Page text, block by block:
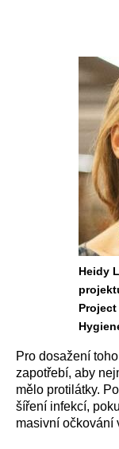
Heidy
Pro dosažení
zapotřebí, aby
mělo protilátky.
šíření infekcí,
masivní očkování